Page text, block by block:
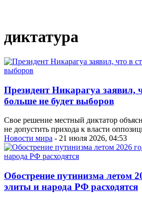
диктатура
Президент Никарагуа заявил,
больше не будет выборов
Свое решение местный диктатор
не допустить прихода к власти
Новости мира - 21 июля 2026, 04:53
Обострение путинизма летом
элиты и народа РФ расходятся